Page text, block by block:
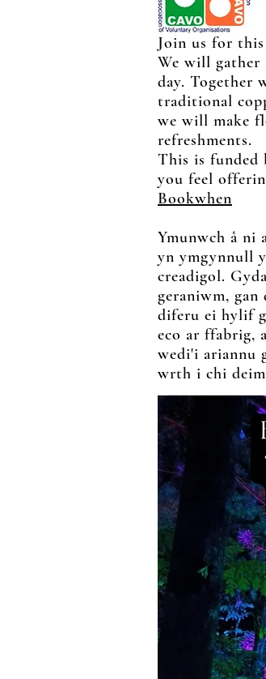
Join us for this
We will gather
day. Together
traditional
we will make
refreshments.
This is funded
you feel
Bookwhen
Ymunwch â ni
yn ymgynnull
creadigol.
geraniwm,
diferu ei hylif
eco ar ffabrig,
wedi'i ariannu
wrth i chi